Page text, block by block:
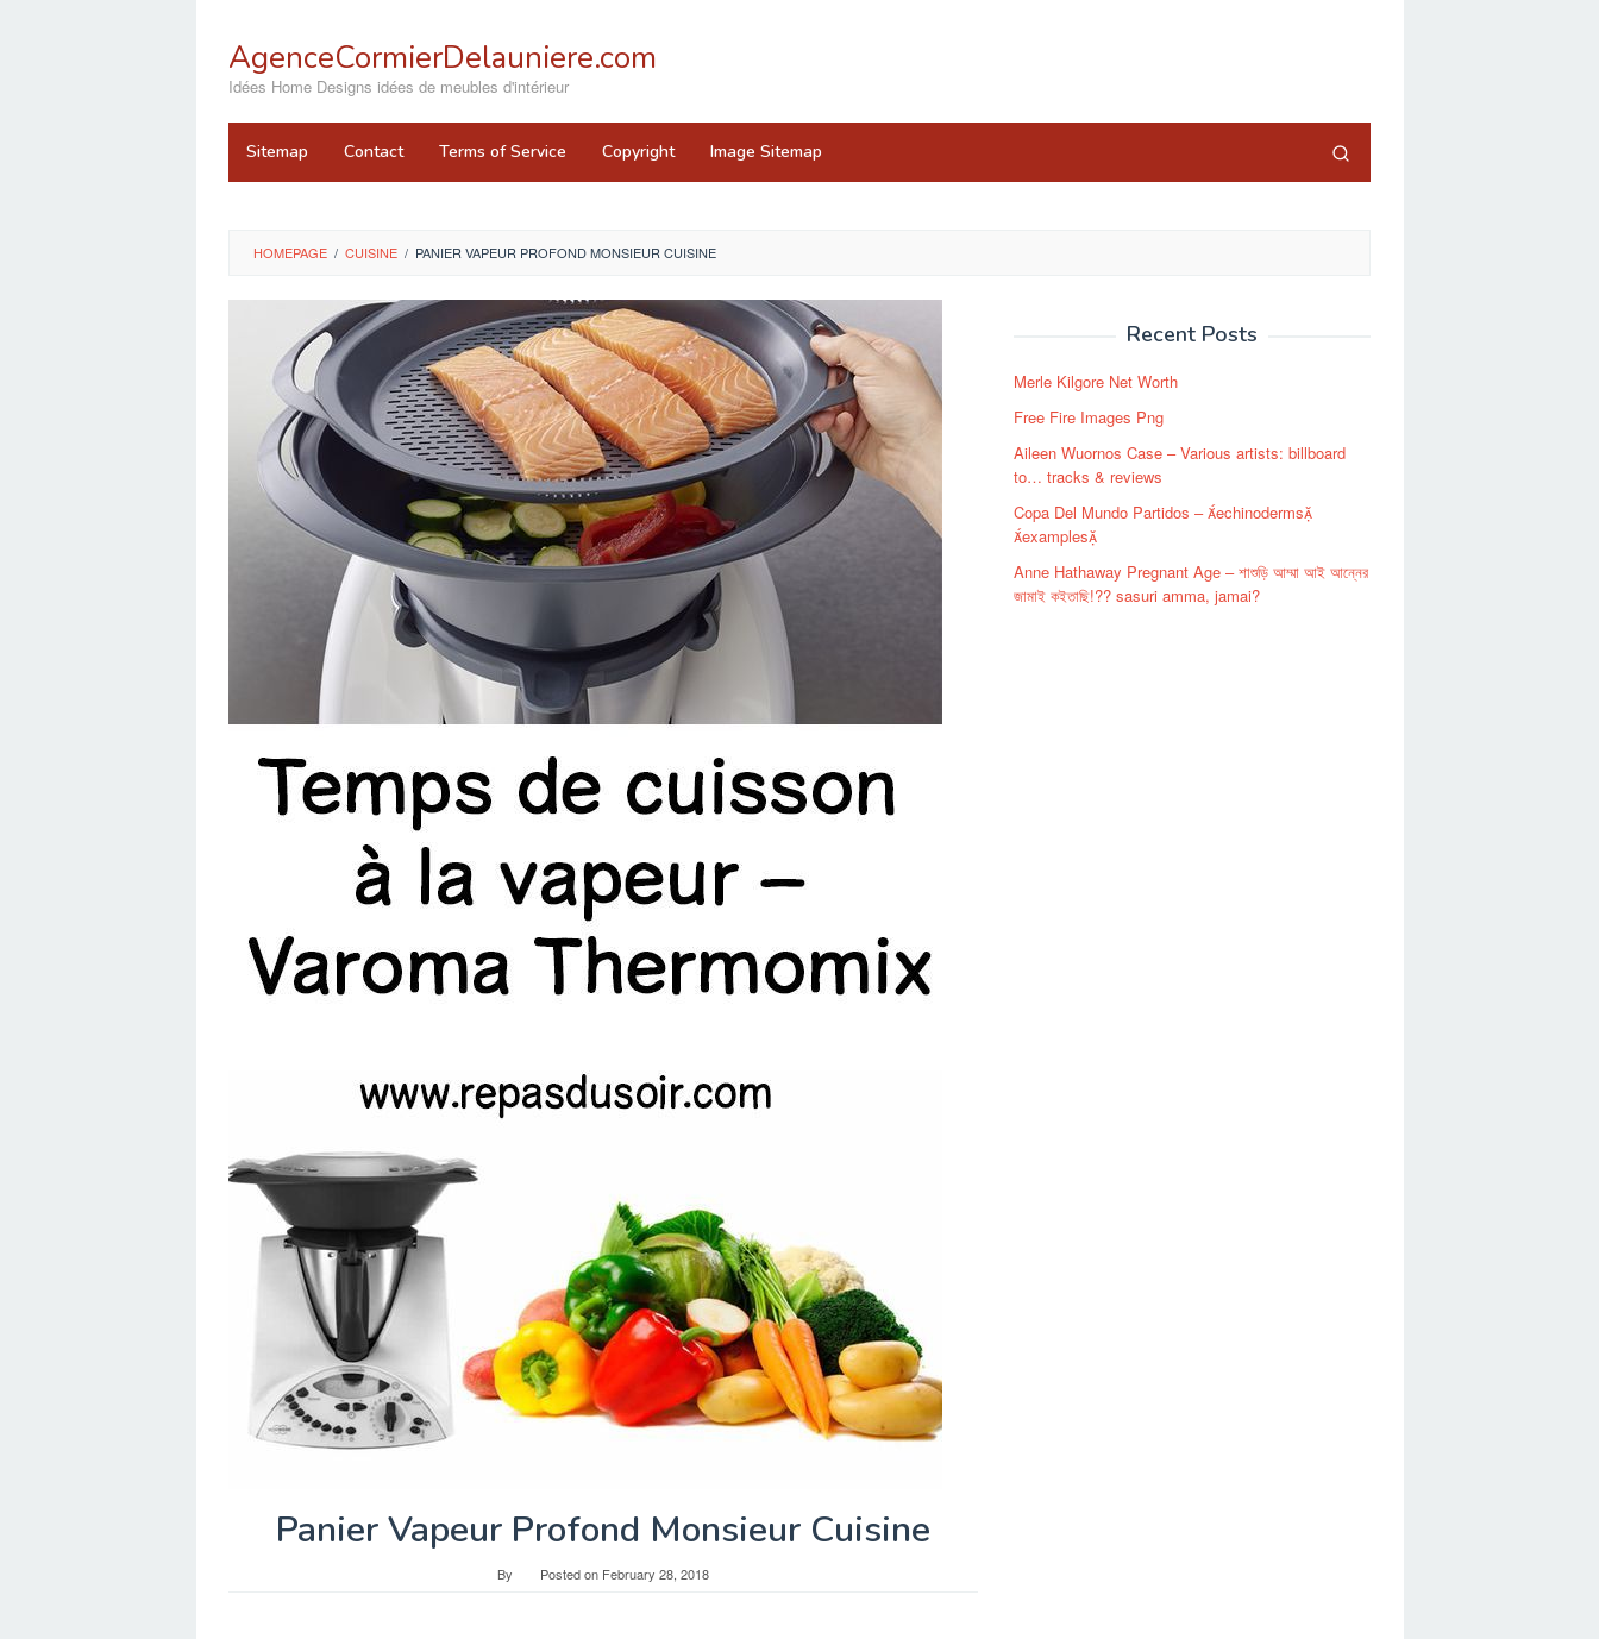
contentAgenceCormierDelauniere.com
Idées Home Designs idées de meubles d'intérieur
Sitemap Contact Terms of Service Copyright Image Sitemap
HOMEPAGE / CUISINE / PANIER VAPEUR PROFOND MONSIEUR CUISINE
Panier Vapeur Profond Monsieur Cuisine
By Posted on February 28, 2018
Recent Posts
Merle Kilgore Net Worth
Free Fire Images Png
Aileen Wuornos Case – Various artists: billboard
to… tracks & reviews
Copa Del Mundo Partidos – echinoderms
examples
Anne Hathaway Pregnant Age – শাশুড়ি আম্মা আই আন্নের
জামাই কইতাছি!?? sasuri amma, jamai?